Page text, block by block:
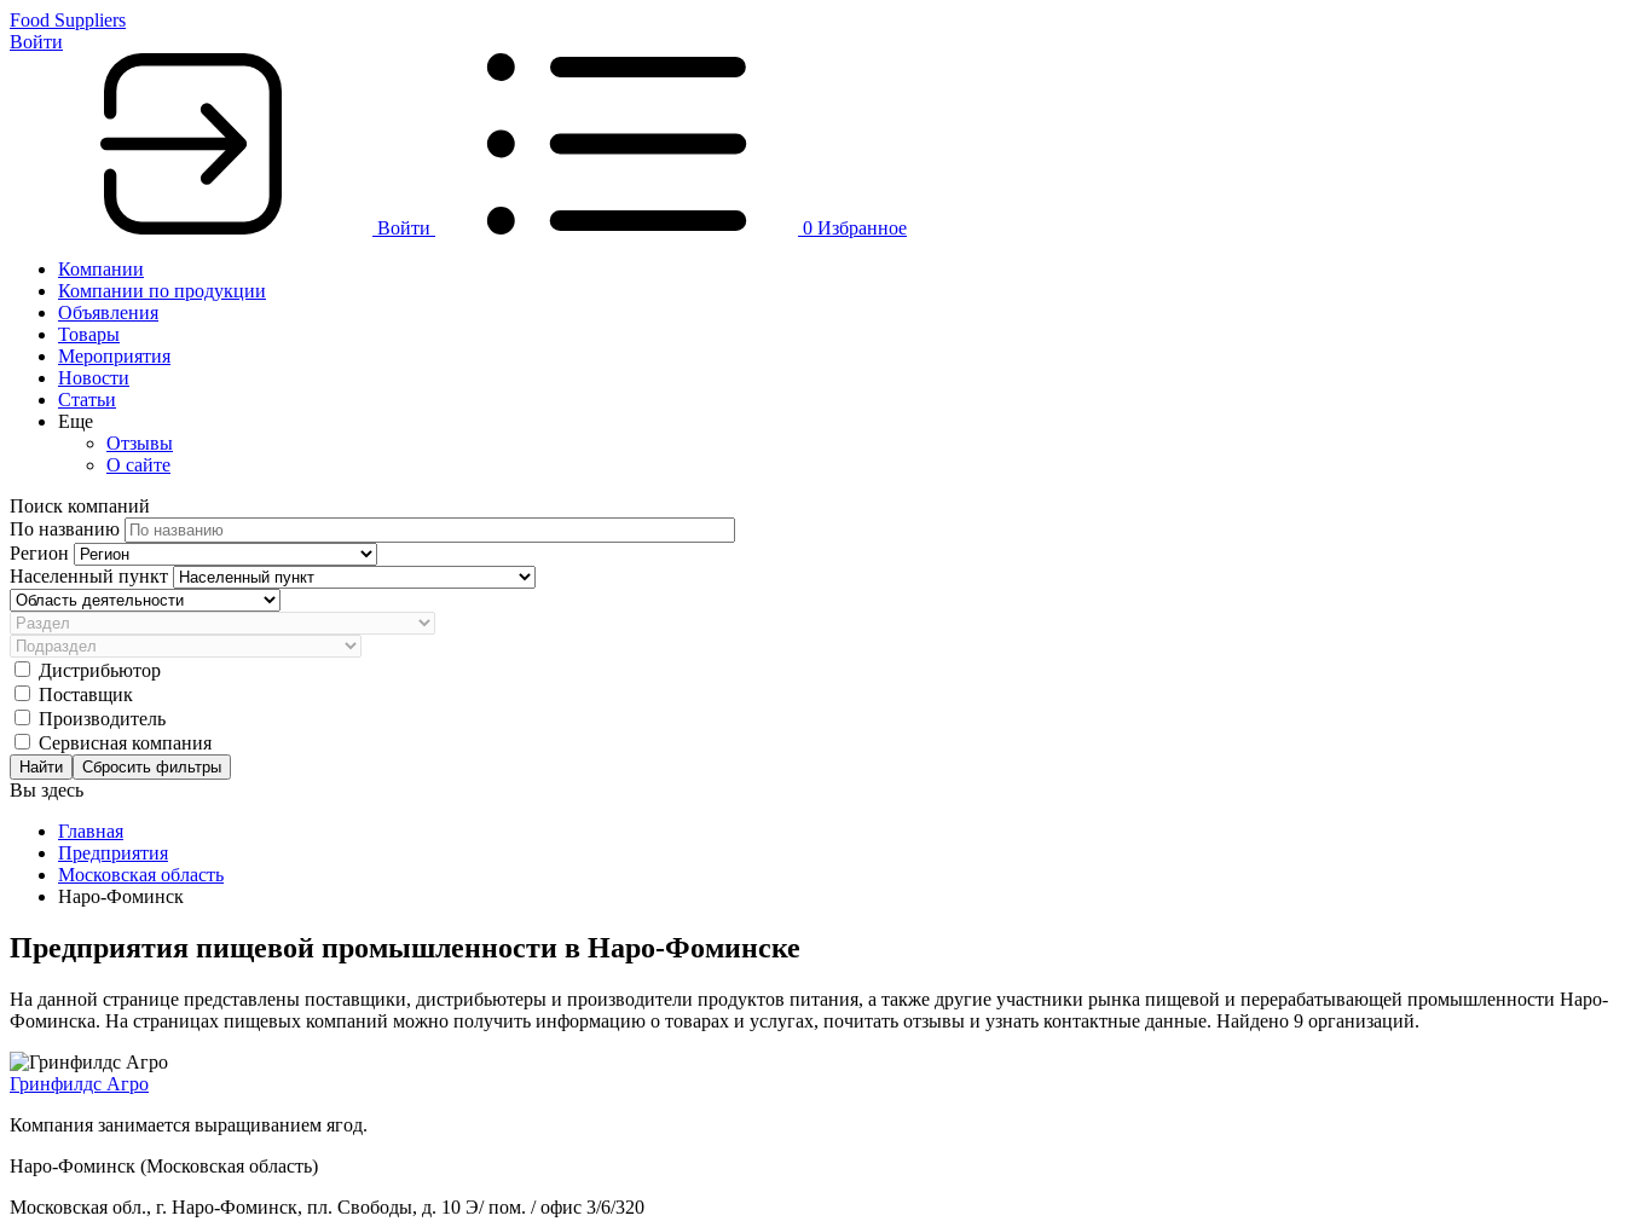
Food Suppliers
Войти
Войти 0 Избранное
Компании
Компании по продукции
Объявления
Товары
Мероприятия
Новости
Статьи
Еще
Отзывы
О сайте
Поиск компаний
По названию
Регион
Населенный пункт
Дистрибьютор
Поставщик
Производитель
Сервисная компания
Сбросить фильтры
Вы здесь
Главная
Предприятия
Московская область
Наро-Фоминск
Предприятия пищевой промышленности в Наро-Фоминске
На данной странице представлены поставщики, дистрибьютеры и производители продуктов питания, а также другие участники рынка пищевой и перерабатывающей промышленности Наро-
Фоминска. На страницах пищевых компаний можно получить информацию о товарах и услугах, почитать отзывы и узнать контактные данные. Найдено 9 организаций.
Гринфилдс Агро
Компания занимается выращиванием ягод.
Наро-Фоминск (Московская область)
Московская обл., г. Наро-Фоминск, пл. Свободы, д. 10 Э/ пом. / офис 3/6/320